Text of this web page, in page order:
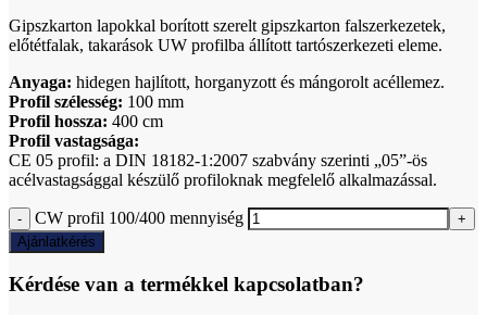
Gipszkarton lapokkal borított szerelt gipszkarton falszerkezetek,
előtétfalak, takarások UW profilba állított tartószerkezeti eleme.
Anyaga: hidegen hajlított, horganyzott és mángorolt acéllemez.
Profil szélesség: 100 mm
Profil hossza: 400 cm
Profil vastagsága:
CE 05 profil: a DIN 18182-1:2007 szabvány szerinti „05”-ös
acélvastagsággal készülő profiloknak megfelelő alkalmazással.
CW profil 100/400 mennyiség
Ajánlatkérés
Kérdése van a termékkel kapcsolatban?